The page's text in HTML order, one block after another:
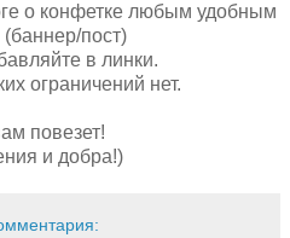
о конфетке любым удобным
пост)
в линки.
ограничений нет.
повезет!
и добра!)